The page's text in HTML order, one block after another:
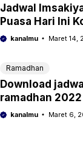
Jadwal
Puasa Hari Ini
Ramadhan
kanalmu Maret 14,
Ramadhan
Download
ramadhan
buka puasa dan
kanalmu Maret 6,